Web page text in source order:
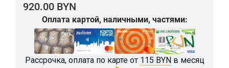
920.00 BYN
Оплата картой, наличными, частями:
Рассрочка, оплата по карте от 115 BYNв месяц